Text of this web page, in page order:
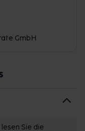
GmbH
Sie die